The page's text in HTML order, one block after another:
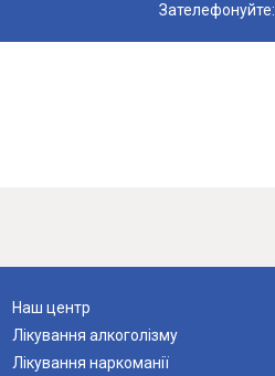
Зателефонуйте:
Наш центр
Лікування алкоголізму
Лікування наркоманії